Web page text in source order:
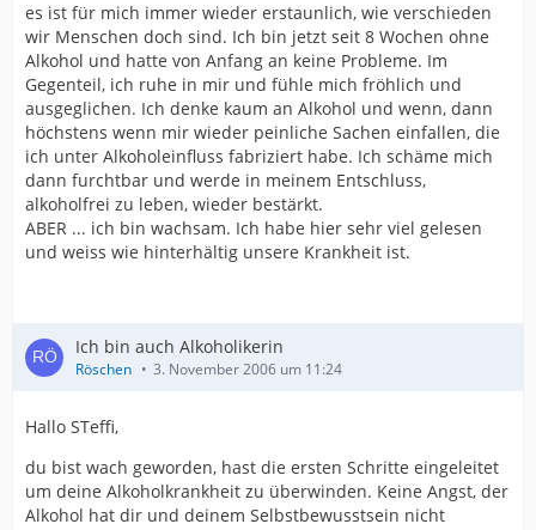
es ist für mich immer wieder erstaunlich, wie verschieden
wir Menschen doch sind. Ich bin jetzt seit 8 Wochen ohne
Alkohol und hatte von Anfang an keine Probleme. Im
Gegenteil, ich ruhe in mir und fühle mich fröhlich und
ausgeglichen. Ich denke kaum an Alkohol und wenn, dann
höchstens wenn mir wieder peinliche Sachen einfallen, die
ich unter Alkoholeinfluss fabriziert habe. Ich schäme mich
dann furchtbar und werde in meinem Entschluss,
alkoholfrei zu leben, wieder bestärkt.
ABER ... ich bin wachsam. Ich habe hier sehr viel gelesen
und weiss wie hinterhältig unsere Krankheit ist.
Ich bin auch Alkoholikerin
Röschen 3. November 2006 um 11:24
Hallo STeffi,
du bist wach geworden, hast die ersten Schritte eingeleitet
um deine Alkoholkrankheit zu überwinden. Keine Angst, der
Alkohol hat dir und deinem Selbstbewusstsein nicht